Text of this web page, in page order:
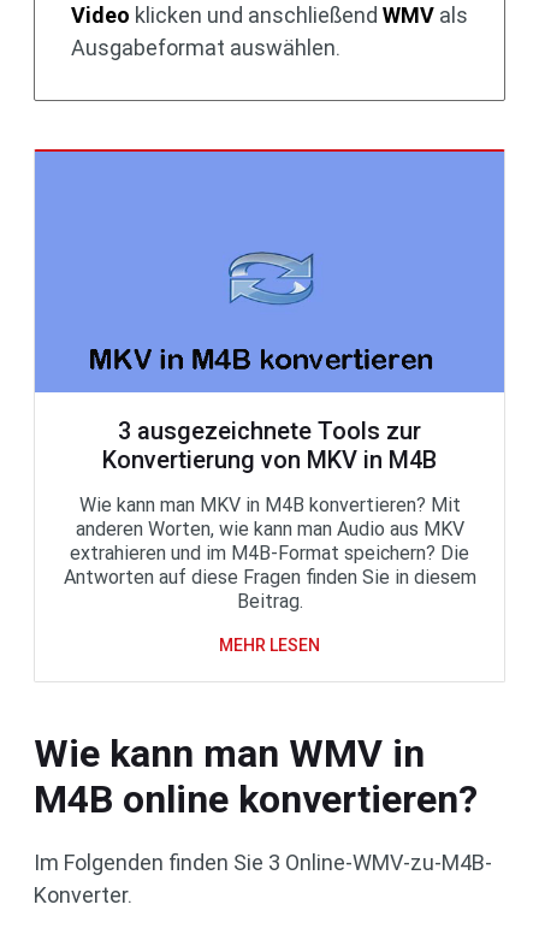
Video klicken und anschließend WMV als
Ausgabeformat auswählen.
3 ausgezeichnete Tools zur
Konvertierung von MKV in M4B
Wie kann man MKV in M4B konvertieren? Mit
anderen Worten, wie kann man Audio aus MKV
extrahieren und im M4B-Format speichern? Die
Antworten auf diese Fragen finden Sie in diesem
Beitrag.
MEHR LESEN
Wie kann man WMV in
M4B online konvertieren?
Im Folgenden finden Sie 3 Online-WMV-zu-M4B-
Konverter.